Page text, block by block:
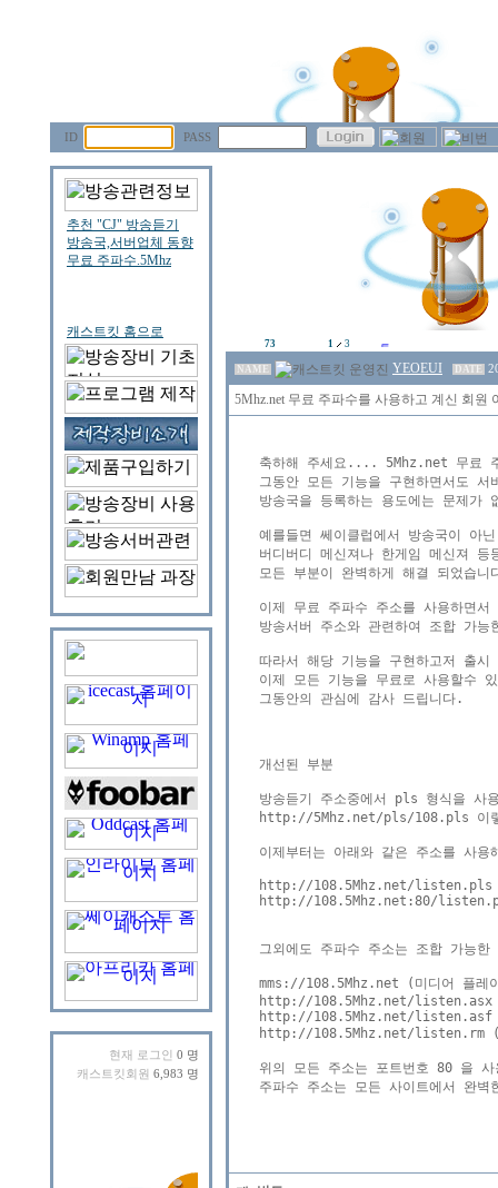
ID PASS
현재 로그인 0 명
캐스트킷회원 6,983 명
73 1 3
NAME YEOEUI DATE
5Mhz.net 무료 주파수를 사용하고 계신 회원
축하해 주세요.... 5Mhz.net 무료
그동안 모든 기능을 구현하면서도
방송국을 등록하는 용도에는 문제가
예를들면 쎄이클럽에서 방송국이 아
버디버디 메신져나 한게임 메신져
모든 부분이 완벽하게 해결 되었습니
이제 무료 주파수 주소를 사용하면
방송서버 주소와 관련하여 조합 가
따라서 해당 기능을 구현하고저 출
이제 모든 기능을 무료로 사용할수
그동안의 관심에 감사 드립니다.
개선된 부분
방송듣기 주소중에서 pls 형식을 사
http://5Mhz.net/pls/108.pls 이렇
이제부터는 아래와 같은 주소를 사용
http://108.5Mhz.net/listen.pls
http://108.5Mhz.net:80/
그외에도 주파수 주소는 조합 가능
mms://108.5Mhz.net (미디어 플레
http://108.5Mhz.net/listen.asx
http://108.5Mhz.net/listen.asf
http://108.5Mhz.net/listen.rm (
위의 모든 주소는 포트번호 80 을
주파수 주소는 모든 사이트에서 완